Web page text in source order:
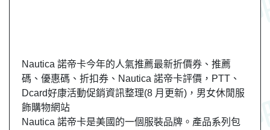
Nautica 諾帝卡今年的人氣推薦最新折價券、推薦
碼、優惠碼、折扣券、Nautica 諾帝卡評價，PTT、
Dcard好康活動促銷資訊整理(8 月更新)，男女休閒服
飾購物網站
Nautica 諾帝卡是美國的一個服裝品牌。產品系列包